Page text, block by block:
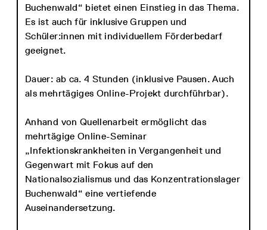
Buchenwald“ bietet einen Einstieg in das Thema.
Es ist auch für inklusive Gruppen und
Schüler:innen mit individuellem Förderbedarf
geeignet.
Dauer: ab ca. 4 Stunden (inklusive Pausen. Auch
als mehrtägiges Online-Projekt durchführbar).
Anhand von Quellenarbeit ermöglicht das
mehrtägige Online-Seminar
„Infektionskrankheiten in Vergangenheit und
Gegenwart mit Fokus auf den
Nationalsozialismus und das Konzentrationslager
Buchenwald“ eine vertiefende
Auseinandersetzung.